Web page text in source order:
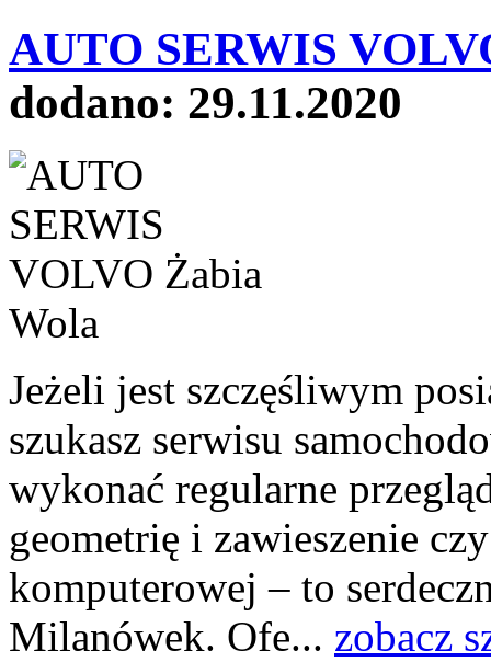
AUTO SERWIS
dodano: 29.11.2020
Jeżeli jest szczęśliwym
szukasz serwisu
wykonać regularne
geometrię i zawieszenie
komputerowej – to
Milanówek. Ofe... zobacz